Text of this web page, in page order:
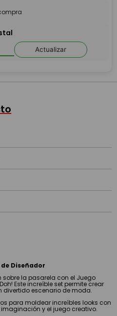
Actualizar
Diseñador
la pasarela con el Juego
Este increíble set permite crear
divertido escenario de moda.
para moldear increíbles looks con
y el juego creativo.